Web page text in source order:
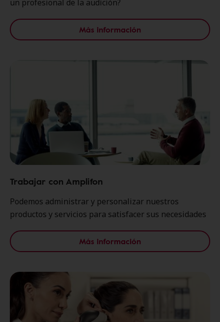
un profesional de la audición?
Más información
Trabajar con Amplifon
Podemos administrar y personalizar nuestros
productos y servicios para satisfacer sus necesidades
Más información